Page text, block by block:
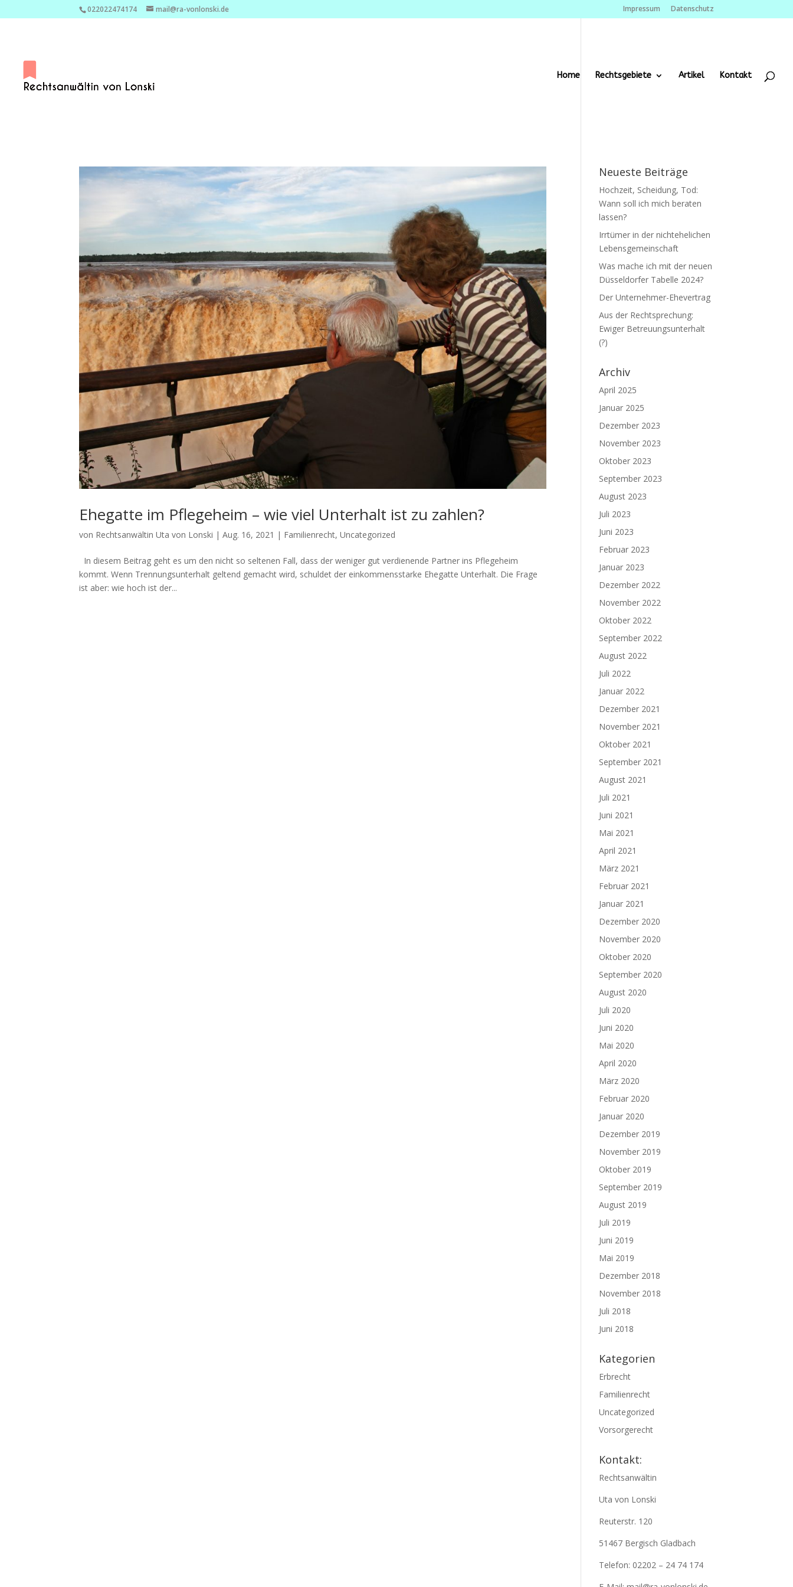
022022474174 mail@ra-vonlonski.de Impressum Datenschutz
Home Rechtsgebiete Artikel Kontakt
Ehegatte im Pflegeheim – wie viel Unterhalt ist zu zahlen?
von Rechtsanwältin Uta von Lonski |Aug. 16, 2021 | Familienrecht,Uncategorized
In diesem Beitrag geht es um den nicht so seltenen Fall, dass der weniger gut verdienende Partner ins Pflegeheim
kommt. Wenn Trennungsunterhalt geltend gemacht wird, schuldet der einkommensstarke Ehegatte Unterhalt. Die Frage
ist aber: wie hoch ist der...
Neueste Beiträge
Hochzeit, Scheidung, Tod:
Wann soll ich mich beraten
lassen?
Irrtümer in der nichtehelichen
Lebensgemeinschaft
Was mache ich mit der neuen
Düsseldorfer Tabelle 2024?
Der Unternehmer-Ehevertrag
Aus der Rechtsprechung:
Ewiger Betreuungsunterhalt
(?)
Archiv
April 2025
Januar 2025
Dezember 2023
November 2023
Oktober 2023
September 2023
August 2023
Juli 2023
Juni 2023
Februar 2023
Januar 2023
Dezember 2022
November 2022
Oktober 2022
September 2022
August 2022
Juli 2022
Januar 2022
Dezember 2021
November 2021
Oktober 2021
September 2021
August 2021
Juli 2021
Juni 2021
Mai 2021
April 2021
März 2021
Februar 2021
Januar 2021
Dezember 2020
November 2020
Oktober 2020
September 2020
August 2020
Juli 2020
Juni 2020
Mai 2020
April 2020
März 2020
Februar 2020
Januar 2020
Dezember 2019
November 2019
Oktober 2019
September 2019
August 2019
Juli 2019
Juni 2019
Mai 2019
Dezember 2018
November 2018
Juli 2018
Juni 2018
Kategorien
Erbrecht
Familienrecht
Uncategorized
Vorsorgerecht
Kontakt:
Rechtsanwältin
Uta von Lonski
Reuterstr. 120
51467 Bergisch Gladbach
Telefon: 02202 – 24 74 174